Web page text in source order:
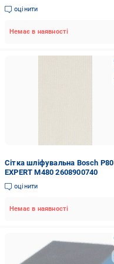
оцінити
Немає в наявності
Сітка шліфувальна Bosch P80
EXPERT M480 2608900740
оцінити
Немає в наявності